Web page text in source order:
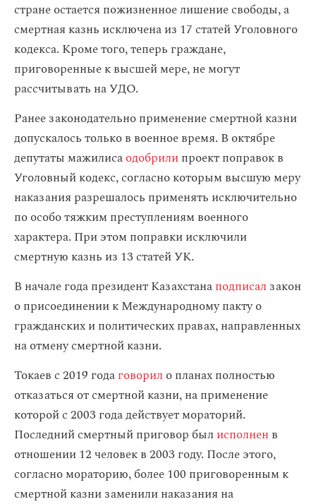
стране остается пожизненное лишение свободы, а
смертная казнь исключена из 17 статей Уголовного
кодекса. Кроме того, теперь граждане,
приговоренные к высшей мере, не могут
рассчитывать на УДО.
Ранее законодательно применение смертной казни
допускалось только в военное время. В октябре
депутаты мажилисаодобрилипроект поправок в
Уголовный кодекс, согласно которым высшую меру
наказания разрешалось применять исключительно
по особо тяжким преступлениям военного
характера. При этом поправки исключили
смертную казнь из 13 статей УК.
В начале года президент Казахстанаподписал закон
о присоединении к Международному пакту о
гражданских и политических правах, направленных
на отмену смертной казни.
Токаев с 2019 годаговорил о планах полностью
отказаться от смертной казни, на применение
которой с 2003 года действует мораторий.
Последний смертный приговор был исполнен в
отношении 12 человек в 2003 году. После этого,
согласно мораторию, более 100 приговоренным к
смертной казни заменили наказания на